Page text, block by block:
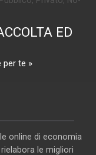
ED
per te »
online di economia
le migliori